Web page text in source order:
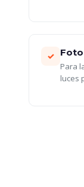
✓
Para
luces